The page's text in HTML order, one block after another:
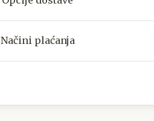
Načini plaćanja